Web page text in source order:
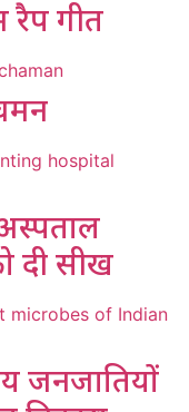
रैप गीत
दी सीख
जनजातियों